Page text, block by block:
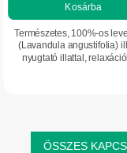
Kosárba
Természetes, 100%-os
(Lavandula angustifolia)
nyugtató illattal,
ÖSSZES